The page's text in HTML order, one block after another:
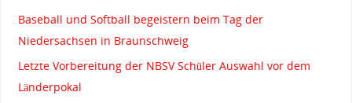
Baseball und Softball begeistern beim Tag der
Niedersachsen in Braunschweig
Letzte Vorbereitung der NBSV Schüler Auswahl vor dem
Länderpokal